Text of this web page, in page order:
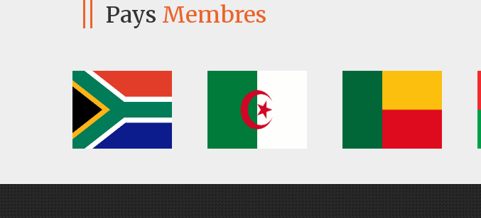
Pays Membres